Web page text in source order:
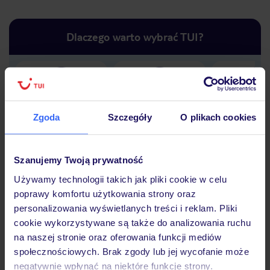
Zgoda Szczegóły O plikach cookies
Szanujemy Twoją prywatność
Używamy technologii takich jak pliki cookie w celu
poprawy komfortu użytkowania strony oraz
personalizowania wyświetlanych treści i reklam. Pliki
cookie wykorzystywane są także do analizowania ruchu
na naszej stronie oraz oferowania funkcji mediów
społecznościowych. Brak zgody lub jej wycofanie może
negatywnie wpłynąć na niektóre funkcje strony.
Dlaczego warto wybrać TUI?
Lider niskich cen
Największe biuro
podróży w Polsce
30 lat w
Hotel
Opinie